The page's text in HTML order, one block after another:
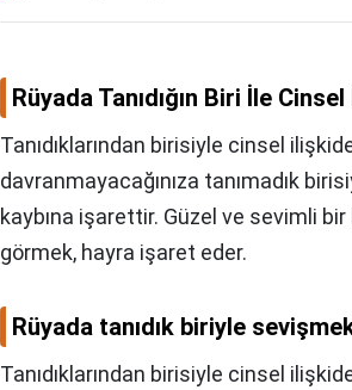
Rüyada Tanıdığın Biri İle
Tanıdıklarından birisiyle cinsel
davranmayacağınıza tanımadık
kaybına işarettir. Güzel ve sevimli
görmek, hayra işaret eder.
Rüyada tanıdık biriyle
Tanıdıklarından birisiyle cinsel